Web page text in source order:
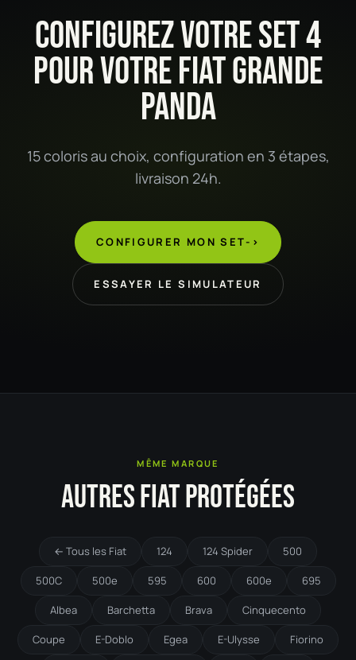
CONFIGUREZ VOTRE SET 4
POUR VOTRE FIAT GRANDE
PANDA
15 coloris au choix, configuration en 3 étapes,
livraison 24h.
CONFIGURER MON SET->
ESSAYER LE SIMULATEUR
MÊME MARQUE
AUTRES FIAT PROTÉGÉES
← Tous les Fiat 124 124 Spider 500
500C 500e 595 600 600e 695
Albea Barchetta Brava Cinquecento
Coupe E-Doblo Egea E-Ulysse Fiorino